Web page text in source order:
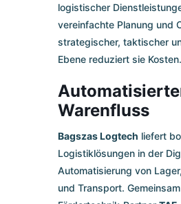
logistischer
vereinfachte Planung und
strategischer, taktischer
Ebene reduziert sie Kosten.
Warenfluss
Bagszas Logtech liefert
Logistiklösungen in der
Automatisierung von
und Transport.